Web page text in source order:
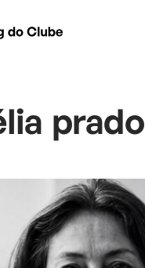
prado